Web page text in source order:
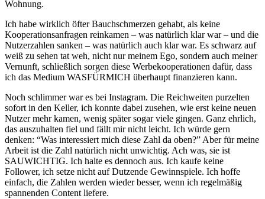
Wohnung.
Ich habe wirklich öfter Bauchschmerzen gehabt, als keine
Kooperationsanfragen reinkamen – was natürlich klar war – und die
Nutzerzahlen sanken – was natürlich auch klar war. Es schwarz auf
weiß zu sehen tat weh, nicht nur meinem Ego, sondern auch meiner
Vernunft, schließlich sorgen diese Werbekooperationen dafür, dass
ich das Medium WASFÜRMICH überhaupt finanzieren kann.
Noch schlimmer war es bei Instagram. Die Reichweiten purzelten
sofort in den Keller, ich konnte dabei zusehen, wie erst keine neuen
Nutzer mehr kamen, wenig später sogar viele gingen. Ganz ehrlich,
das auszuhalten fiel und fällt mir nicht leicht. Ich würde gern
denken: “Was interessiert mich diese Zahl da oben?” Aber für meine
Arbeit ist die Zahl natürlich nicht unwichtig. Ach was, sie ist
SAUWICHTIG. Ich halte es dennoch aus. Ich kaufe keine
Follower, ich setze nicht auf Dutzende Gewinnspiele. Ich hoffe
einfach, die Zahlen werden wieder besser, wenn ich regelmäßig
spannenden Content liefere.